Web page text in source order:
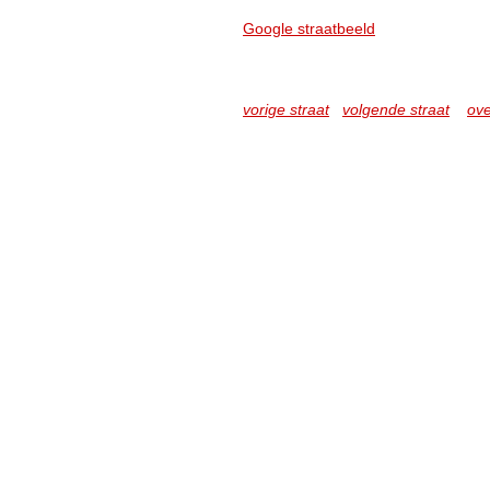
Google straatbeeld
vorige straat volgende straat